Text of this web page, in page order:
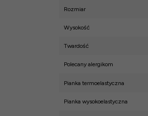
Rozmiar
Wysokość
Twardość
Polecany alergikom
Pianka termoelastyczna
Pianka wysokoelastyczna